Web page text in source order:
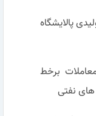
پالایشگاه
برخط
نفتی